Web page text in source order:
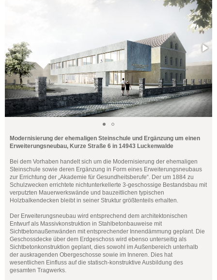
Modernisierung der ehemaligen Steinschule und Ergänzung um einen
Erweiterungsneubau, Kurze Straße 6 in 14943 Luckenwalde
Bei dem Vorhaben handelt sich um die Modernisierung der ehemaligen
Steinschule sowie deren Ergänzung in Form eines Erweiterungsneubaus
zur Errichtung der „Akademie für Gesundheitsberufe“. Der um 1884 zu
Schulzwecken errichtete nichtunterkellerte 3-geschossige Bestandsbau mit
verputzten Mauerwerkswände und bauzeitlichen typischen
Holzbalkendecken bleibt in seiner Struktur größtenteils erhalten.
Der Erweiterungsneubau wird entsprechend dem architektonischen
Entwurf als Massivkonstruktion in Stahlbetonbauweise mit
Sichtbetonaußenwänden mit entsprechender Innendämmung geplant. Die
Geschossdecke über dem Erdgeschoss wird ebenso unterseitig als
Sichtbetonkonstruktion geplant, dies sowohl im Außenbereich unterhalb
der auskragenden Obergeschosse sowie im Inneren. Dies hat
wesentlichen Einfluss auf die statisch-konstruktive Ausbildung des
gesamten Tragwerks.